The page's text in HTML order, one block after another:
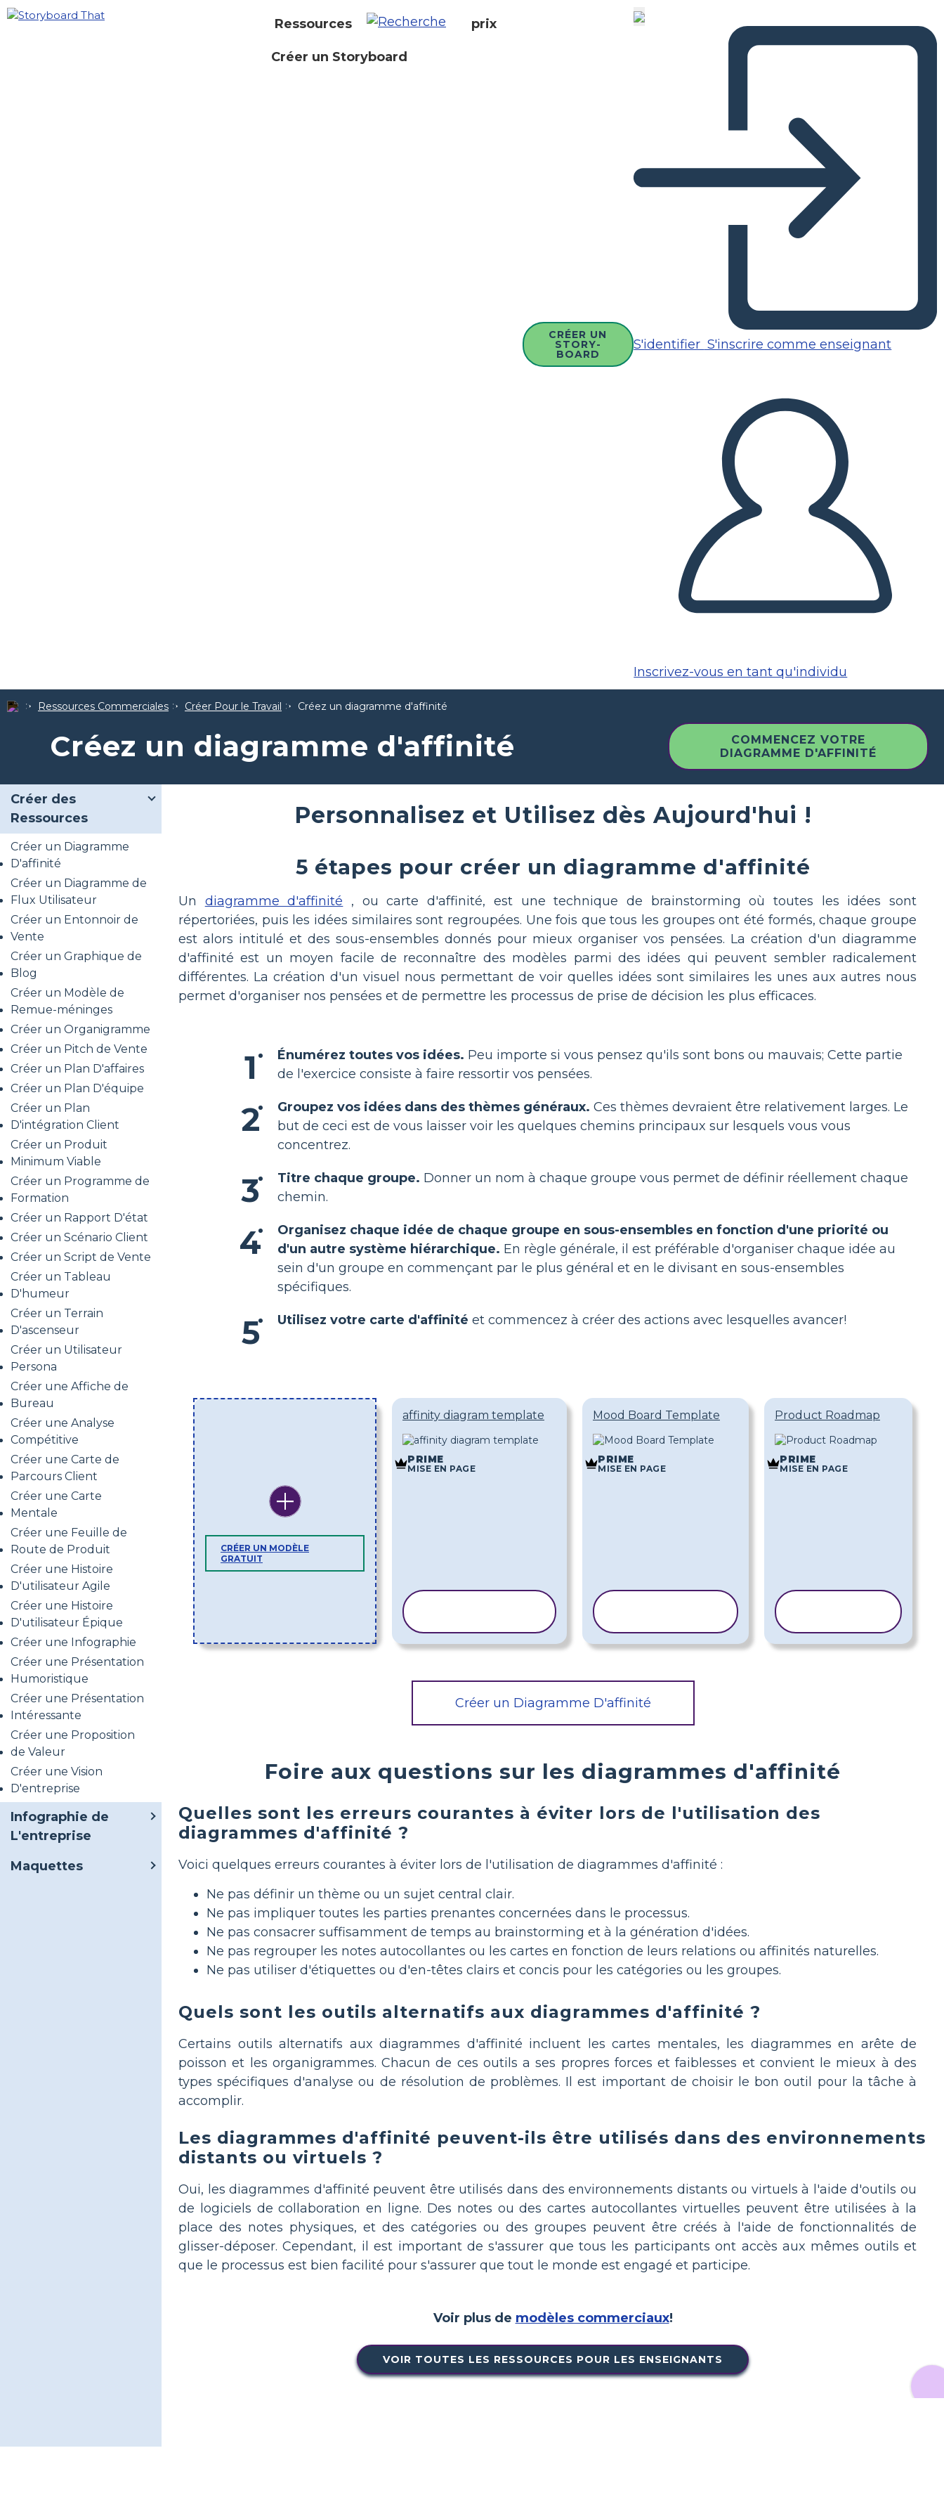
Ressources prix
Créer un Storyboard
CRÉER UN
STORY-
BOARD
S'identifier S'inscrire comme enseignant
Inscrivez-vous en tant qu'individu
Ressources Commerciales Créer Pour le Travail Créez un diagramme d'affinité
Créez un diagramme d'affinité
COMMENCEZ VOTRE
DIAGRAMME D'AFFINITÉ
Créer des
Ressources
Créer un Diagramme
D'affinité
Créer un Diagramme de
Flux Utilisateur
Créer un Entonnoir de
Vente
Créer un Graphique de
Blog
Créer un Modèle de
Remue-méninges
Créer un Organigramme
Créer un Pitch de Vente
Créer un Plan D'affaires
Créer un Plan D'équipe
Créer un Plan
D'intégration Client
Créer un Produit
Minimum Viable
Créer un Programme de
Formation
Créer un Rapport D'état
Créer un Scénario Client
Créer un Script de Vente
Créer un Tableau
D'humeur
Créer un Terrain
D'ascenseur
Créer un Utilisateur
Persona
Créer une Affiche de
Bureau
Créer une Analyse
Compétitive
Créer une Carte de
Parcours Client
Créer une Carte
Mentale
Créer une Feuille de
Route de Produit
Créer une Histoire
D'utilisateur Agile
Créer une Histoire
D'utilisateur Épique
Créer une Infographie
Créer une Présentation
Humoristique
Créer une Présentation
Intéressante
Créer une Proposition
de Valeur
Créer une Vision
D'entreprise
Infographie de
L'entreprise
Maquettes
Personnalisez et Utilisez dès Aujourd'hui !
5 étapes pour créer un diagramme d'affinité
Un diagramme d'affinité , ou carte d'affinité, est une technique de brainstorming où toutes les idées sont
répertoriées, puis les idées similaires sont regroupées. Une fois que tous les groupes ont été formés, chaque groupe
est alors intitulé et des sous-ensembles donnés pour mieux organiser vos pensées. La création d'un diagramme
d'affinité est un moyen facile de reconnaître des modèles parmi des idées qui peuvent sembler radicalement
différentes. La création d'un visuel nous permettant de voir quelles idées sont similaires les unes aux autres nous
permet d'organiser nos pensées et de permettre les processus de prise de décision les plus efficaces.
Énumérez toutes vos idées. Peu importe si vous pensez qu'ils sont bons ou mauvais; Cette partie
de l'exercice consiste à faire ressortir vos pensées.
Groupez vos idées dans des thèmes généraux. Ces thèmes devraient être relativement larges. Le
but de ceci est de vous laisser voir les quelques chemins principaux sur lesquels vous vous
concentrez.
Titre chaque groupe. Donner un nom à chaque groupe vous permet de définir réellement chaque
chemin.
Organisez chaque idée de chaque groupe en sous-ensembles en fonction d'une priorité ou
d'un autre système hiérarchique. En règle générale, il est préférable d'organiser chaque idée au
sein d'un groupe en commençant par le plus général et en le divisant en sous-ensembles
spécifiques.
Utilisez votre carte d'affinité et commencez à créer des actions avec lesquelles avancer!
CRÉER UN MODÈLE
GRATUIT
affinity diagram template
PRIME
MISE EN PAGE
Mood Board Template
PRIME
MISE EN PAGE
Product Roadmap
PRIME
MISE EN PAGE
Créer un Diagramme D'affinité
Foire aux questions sur les diagrammes d'affinité
Quelles sont les erreurs courantes à éviter lors de l'utilisation des
diagrammes d'affinité ?
Voici quelques erreurs courantes à éviter lors de l'utilisation de diagrammes d'affinité :
Ne pas définir un thème ou un sujet central clair.
Ne pas impliquer toutes les parties prenantes concernées dans le processus.
Ne pas consacrer suffisamment de temps au brainstorming et à la génération d'idées.
Ne pas regrouper les notes autocollantes ou les cartes en fonction de leurs relations ou affinités naturelles.
Ne pas utiliser d'étiquettes ou d'en-têtes clairs et concis pour les catégories ou les groupes.
Quels sont les outils alternatifs aux diagrammes d'affinité ?
Certains outils alternatifs aux diagrammes d'affinité incluent les cartes mentales, les diagrammes en arête de
poisson et les organigrammes. Chacun de ces outils a ses propres forces et faiblesses et convient le mieux à des
types spécifiques d'analyse ou de résolution de problèmes. Il est important de choisir le bon outil pour la tâche à
accomplir.
Les diagrammes d'affinité peuvent-ils être utilisés dans des environnements
distants ou virtuels ?
Oui, les diagrammes d'affinité peuvent être utilisés dans des environnements distants ou virtuels à l'aide d'outils ou
de logiciels de collaboration en ligne. Des notes ou des cartes autocollantes virtuelles peuvent être utilisées à la
place des notes physiques, et des catégories ou des groupes peuvent être créés à l'aide de fonctionnalités de
glisser-déposer. Cependant, il est important de s'assurer que tous les participants ont accès aux mêmes outils et
que le processus est bien facilité pour s'assurer que tout le monde est engagé et participe.
Voir plus de modèles commerciaux!
VOIR TOUTES LES RESSOURCES POUR LES ENSEIGNANTS